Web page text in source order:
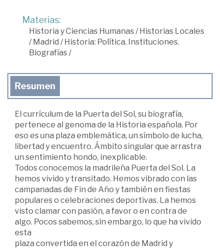
Materias:
Historia y Ciencias Humanas/ Historias Locales
/ Madrid / Historia: Política. Instituciones.
Biografías/
Resumen
El currículum de la Puerta del Sol, su biografía,
pertenece al genoma de la Historia española. Por
eso es una plaza emblemática, un símbolo de lucha,
libertad y encuentro. Ámbito singular que arrastra
un sentimiento hondo, inexplicable.
Todos conocemos la madrileña Puerta del Sol. La
hemos vivido y transitado. Hemos vibrado con las
campanadas de Fin de Año y también en fiestas
populares o celebraciones deportivas. La hemos
visto clamar con pasión, a favor o en contra de
algo. Pocos sabemos, sin embargo, lo que ha vivido
esta
plaza convertida en el corazón de Madrid y